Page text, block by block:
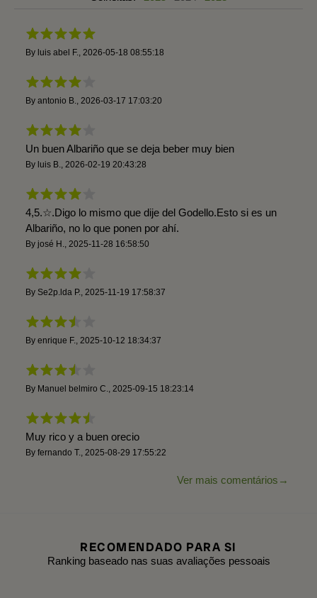
By luis abel F. 2026-05-18 08:55:18
By antonio B. 2026-03-17 17:03:20
Un buen Albariño que se deja beber muy bien
By luis B. 2026-02-19 20:43:28
4,5.☆.Digo lo mismo que dije del Godello.Esto si es un
Albariño, no lo que ponen por ahí.
By josé H. 2025-11-28 16:58:50
By Se2p.lda P. 2025-11-19 17:58:37
By enrique F. 2025-10-12 18:34:37
By Manuel belmiro C. 2025-09-15 18:23:14
Muy rico y a buen orecio
By fernando T. 2025-08-29 17:55:22
Ver mais comentários
RECOMENDADO PARA SI
Ranking baseado nas suas avaliações pessoais